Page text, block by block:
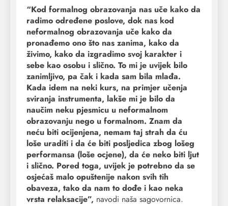
“Kod formalnog obrazovanja nas uče kako da
radimo određene poslove, dok nas kod
neformalnog obrazovanja uče kako da
pronađemo ono što nas zanima, kako da
živimo, kako da izgradimo svoj karakter i
sebe kao osobu i slično. To mi je uvijek bilo
zanimljivo, pa čak i kada sam bila mlađa.
Kada idem na neki kurs, na primjer učenja
sviranja instrumenta, lakše mi je bilo da
naučim neku pjesmicu u neformalnom
obrazovanju nego u formalnom. Znam da
neću biti ocijenjena, nemam taj strah da ću
loše uraditi i da će biti posljedica zbog lošeg
performansa (loše ocjene), da će neko biti ljut
i slično. Pored toga, uvijek je potrebno da se
osjećaš malo opuštenije nakon svih tih
obaveza, tako da nam to dođe i kao neka
vrsta relaksacije”, navodi naša sagovornica.